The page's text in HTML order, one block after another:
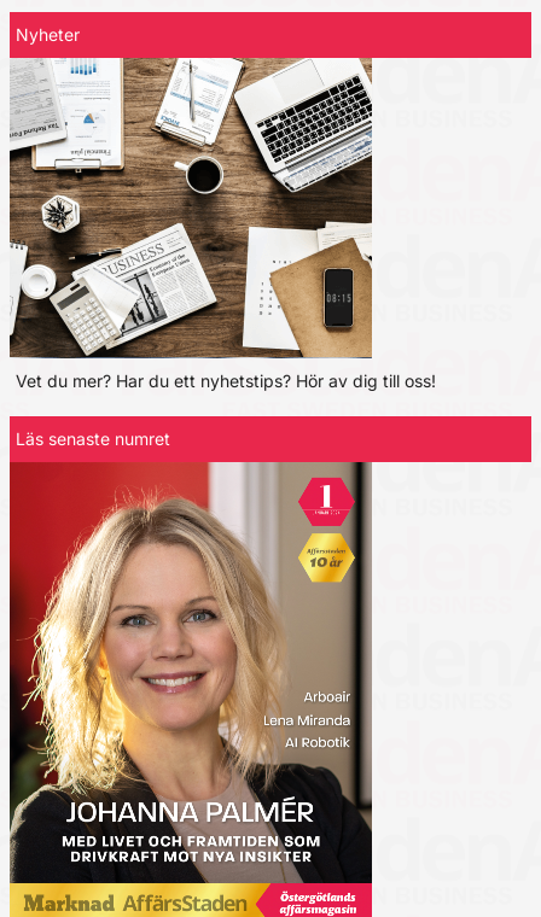
Nyheter
Vet du mer? Har du ett nyhetstips? Hör av dig till oss!
Läs senaste numret